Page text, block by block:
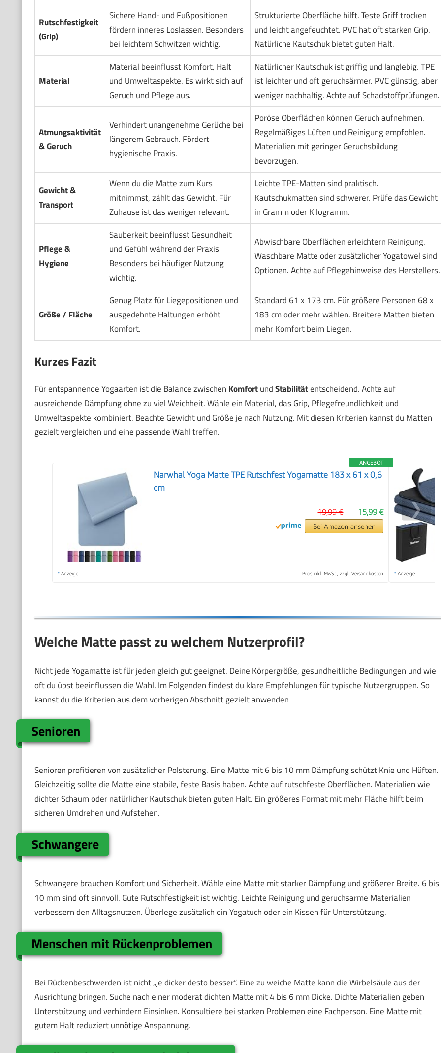
Rutschfestigkeit
(Grip)
Sichere Hand- und Fußpositionen
fördern inneres Loslassen. Besonders
bei leichtem Schwitzen wichtig.
Strukturierte Oberfläche hilft. Teste Griff trocken
und leicht angefeuchtet. PVC hat oft starken Grip.
Natürliche Kautschuk bietet guten Halt.
Material
Material beeinflusst Komfort, Halt
und Umweltaspekte. Es wirkt sich auf
Geruch und Pflege aus.
Natürlicher Kautschuk ist griffig und langlebig. TPE
ist leichter und oft geruchsärmer. PVC günstig, aber
weniger nachhaltig. Achte auf Schadstoffprüfungen.
Atmungsaktivität
& Geruch
Verhindert unangenehme Gerüche bei
längerem Gebrauch. Fördert
hygienische Praxis.
Poröse Oberflächen können Geruch aufnehmen.
Regelmäßiges Lüften und Reinigung empfohlen.
Materialien mit geringer Geruchsbildung
bevorzugen.
Gewicht &
Transport
Wenn du die Matte zum Kurs
mitnimmst, zählt das Gewicht. Für
Zuhause ist das weniger relevant.
Leichte TPE-Matten sind praktisch.
Kautschukmatten sind schwerer. Prüfe das Gewicht
in Gramm oder Kilogramm.
Pflege &
Hygiene
Sauberkeit beeinflusst Gesundheit
und Gefühl während der Praxis.
Besonders bei häufiger Nutzung
wichtig.
Abwischbare Oberflächen erleichtern Reinigung.
Waschbare Matte oder zusätzlicher Yogatowel sind
Optionen. Achte auf Pflegehinweise des Herstellers.
Größe / Fläche
Genug Platz für Liegepositionen und
ausgedehnte Haltungen erhöht
Komfort.
Standard 61 x 173 cm. Für größere Personen 68 x
183 cm oder mehr wählen. Breitere Matten bieten
mehr Komfort beim Liegen.
Kurzes Fazit
Für entspannende Yogaarten ist die Balance zwischen KomfortundStabilitätentscheidend. Achte auf
ausreichende Dämpfung ohne zu viel Weichheit. Wähle ein Material, das Grip, Pflegefreundlichkeit und
Umweltaspekte kombiniert. Beachte Gewicht und Größe je nach Nutzung. Mit diesen Kriterien kannst du Matten
gezielt vergleichen und eine passende Wahl treffen.
ANGEBOT
Narwhal Yoga Matte TPE Rutschfest Yogamatte 183 x 61 x 0,6
cm
15,99 €
19,99 €
Bei Amazon ansehen
* Anzeige Preis inkl. MwSt., zzgl. Versandkosten * Anzeige
❯
Welche Matte passt zu welchem Nutzerprofil?
Nicht jede Yogamatte ist für jeden gleich gut geeignet. Deine Körpergröße, gesundheitliche Bedingungen und wie
oft du übst beeinflussen die Wahl. Im Folgenden findest du klare Empfehlungen für typische Nutzergruppen. So
kannst du die Kriterien aus dem vorherigen Abschnitt gezielt anwenden.
Senioren
Senioren profitieren von zusätzlicher Polsterung. Eine Matte mit 6 bis 10 mm Dämpfung schützt Knie und Hüften.
Gleichzeitig sollte die Matte eine stabile, feste Basis haben. Achte auf rutschfeste Oberflächen. Materialien wie
dichter Schaum oder natürlicher Kautschuk bieten guten Halt. Ein größeres Format mit mehr Fläche hilft beim
sicheren Umdrehen und Aufstehen.
Schwangere
Schwangere brauchen Komfort und Sicherheit. Wähle eine Matte mit starker Dämpfung und größerer Breite. 6 bis
10 mm sind oft sinnvoll. Gute Rutschfestigkeit ist wichtig. Leichte Reinigung und geruchsarme Materialien
verbessern den Alltagsnutzen. Überlege zusätzlich ein Yogatuch oder ein Kissen für Unterstützung.
Menschen mit Rückenproblemen
Bei Rückenbeschwerden ist nicht „je dicker desto besser“. Eine zu weiche Matte kann die Wirbelsäule aus der
Ausrichtung bringen. Suche nach einer moderat dichten Matte mit 4 bis 6 mm Dicke. Dichte Materialien geben
Unterstützung und verhindern Einsinken. Konsultiere bei starken Problemen eine Fachperson. Eine Matte mit
gutem Halt reduziert unnötige Anspannung.